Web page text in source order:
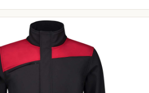
prijs € 96,95